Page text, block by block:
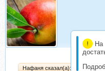
На
Нафаня сказал(а):